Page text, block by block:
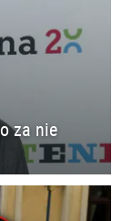
za nie